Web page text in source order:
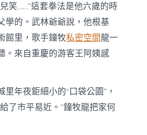
笑……”這套拳法是他六歲的時
學的。武林爺爺說，他根基
館里，歌手鐘牧私密空間龍一
。來自重慶的游客王阿姨感
年夜鉅細小的“口袋公園”，
了市平易近。”鐘牧龍把家何